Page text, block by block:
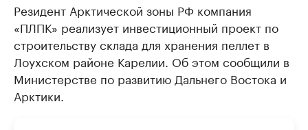
Резидент Арктической зоны РФ компания
«ПЛПК» реализует инвестиционный проект по
строительству склада для хранения пеллет в
Лоухском районе Карелии. Об этом сообщили в
Министерстве по развитию Дальнего Востока и
Арктики.